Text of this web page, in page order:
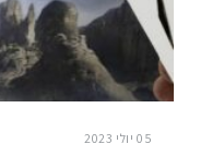
05 יולי 2023